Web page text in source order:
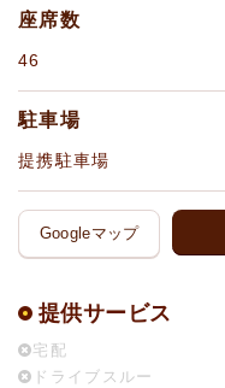
座席数
46
駐車場
提携駐車場
Googleマップ
提供サービス
宅配
ドライブスルー